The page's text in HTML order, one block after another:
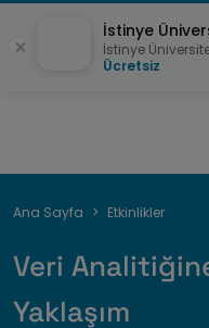
Sayfa
Ana Sayfa Etkinlikler
Veri
Yaklaşım
İstinye
İstinye
Ücretsiz